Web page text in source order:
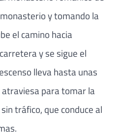
y tomando la
el camino hacia
y se sigue el
lleva hasta unas
para tomar la
tráfico, que conduce al